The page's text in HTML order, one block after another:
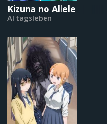
Kizuna no Allele
Alltagsleben